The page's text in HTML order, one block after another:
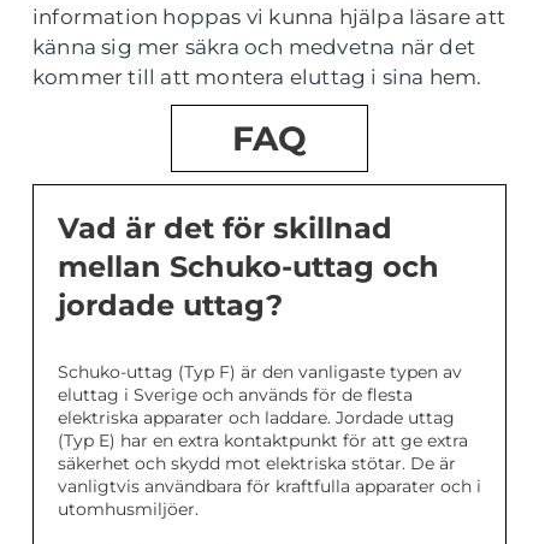
information hoppas vi kunna hjälpa läsare att
känna sig mer säkra och medvetna när det
kommer till att montera eluttag i sina hem.
FAQ
Vad är det för skillnad
mellan Schuko-uttag och
jordade uttag?
Schuko-uttag (Typ F) är den vanligaste typen av
eluttag i Sverige och används för de flesta
elektriska apparater och laddare. Jordade uttag
(Typ E) har en extra kontaktpunkt för att ge extra
säkerhet och skydd mot elektriska stötar. De är
vanligtvis användbara för kraftfulla apparater och i
utomhusmiljöer.